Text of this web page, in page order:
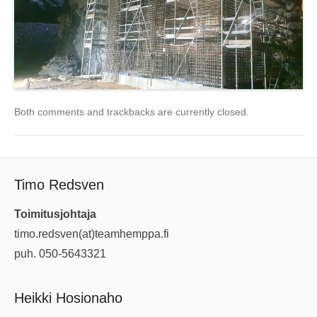
Both comments and trackbacks are currently closed.
Timo Redsven
Toimitusjohtaja
timo.redsven(at)teamhemppa.fi
puh. 050-5643321
Heikki Hosionaho